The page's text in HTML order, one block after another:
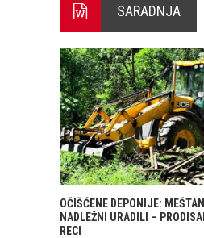
SARADNJA
OČIŠĆENE DEPONIJE:
NADLEŽNI URADILI –
RECI